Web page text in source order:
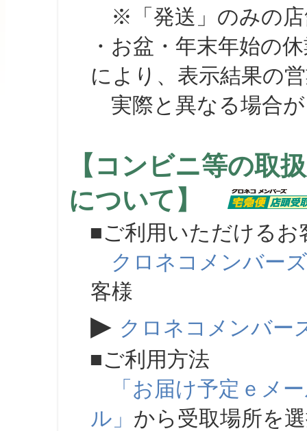
※「発送」のみの店
・お盆・年末年始の
により、表示結果の
実際と異なる場合が
【コンビニ等の取
について】
■ご利用いただけるお
クロネコメンバーズ
客様
▶ クロネコメンバー
■ご利用方法
「お届け予定ｅメ
ル」 から受取場所を